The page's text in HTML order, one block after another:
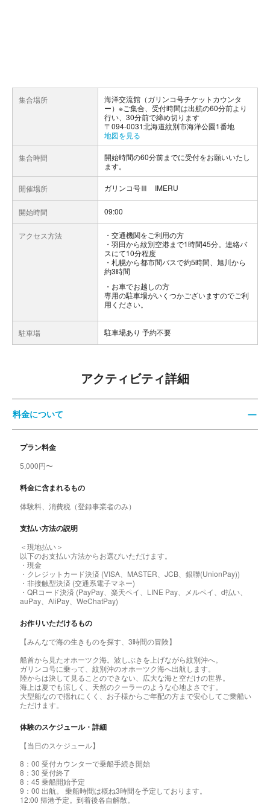
集合場所
海洋交流館（ガリンコ号チケットカウンタ
ー）※ご集合、受付時間は出航の60分前より
行い、30分前で締め切ります
〒094-0031北海道紋別市海洋公園1番地
地図を見る
集合時間
開始時間の60分前までに受付をお願いいたし
ます。
開催場所 ガリンコ号Ⅲ IMERU
開始時間 09:00
アクセス方法
交通機関をご利用の方
・羽田から紋別空港まで1時間45分。連絡バ
スにて10分程度
・札幌から都市間バスで約5時間、旭川から
約3時間
お車でお越しの方
専用の駐車場がいくつかございますのでご利
用ください。
駐車場 駐車場あり 予約不要
アクティビティ詳細
料金について
プラン料金
5,000円〜
料金に含まれるもの
体験料、消費税（登録事業者のみ）
支払い方法の説明
＜現地払い＞
以下のお支払い方法からお選びいただけます。
・現金
・クレジットカード決済 (VISA、MASTER、JCB、銀聯(UnionPay))
・非接触型決済 (交通系電子マネー)
・QRコード決済 (PayPay、楽天ペイ、LINE Pay、メルペイ、d払い、
auPay、AliPay、WeChatPay)
お作りいただけるもの
【みんなで海の生きものを探す、3時間の冒険】
船首から見たオホーツク海。波しぶきを上げながら紋別沖へ。
ガリンコ号に乗って、紋別沖のオホーツク海へ出航します。
陸からは決して見ることのできない、広大な海と空だけの世界。
海上は夏でも涼しく、天然のクーラーのような心地よさです。
大型船なので揺れにくく、お子様からご年配の方まで安心してご乗船い
ただけます。
体験のスケジュール・詳細
【当日のスケジュール】
8：00 受付カウンターで乗船手続き開始
8：30 受付終了
8：45 乗船開始予定
9：00 出航。 乗船時間は概ね3時間を予定しております。
12:00 帰港予定。到着後各自解散。